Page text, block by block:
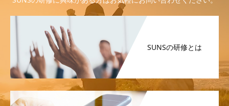
SUNSの研修とは